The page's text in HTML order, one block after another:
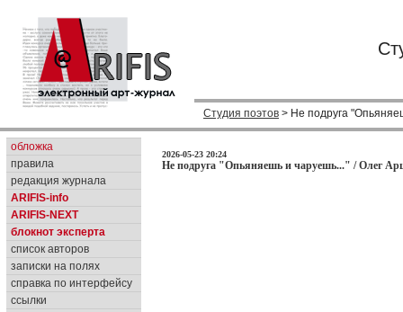
Студия поэтов > Не подруга
обложка
правила
редакция журнала
ARIFIS-info
ARIFIS-NEXT
блокнот эксперта
список авторов
записки на полях
справка по интерфейсу
ссылки
2026-05-23 20:24
Не подруга "Опьяняешь и чаруешь..." / Олег